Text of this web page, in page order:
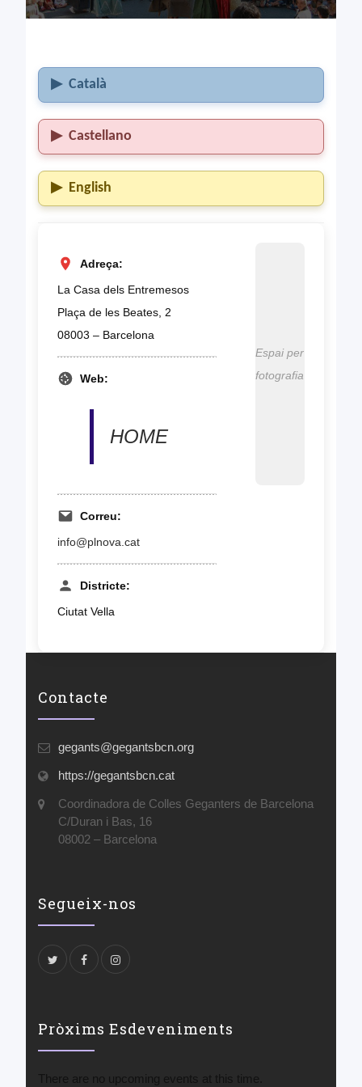
Català
Castellano
English
Adreça:
La Casa dels Entremesos
Plaça de les Beates, 2
08003 – Barcelona
Web:
HOME
Correu:
info@plnova.cat
Districte:
Ciutat Vella
Espai per
fotografia
Contacte
gegants@gegantsbcn.org
https://gegantsbcn.cat
Coordinadora de Colles Geganters de Barcelona
C/Duran i Bas, 16
08002 – Barcelona
Segueix-nos
Pròxims Esdeveniments
There are no upcoming events at this time.